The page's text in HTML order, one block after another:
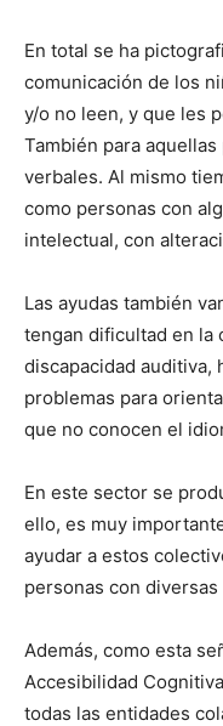
En total se ha
comunicación de los
y/o no leen, y que les
También para
verbales. Al mismo
como personas con
intelectual, con
Las ayudas también
tengan dificultad en la
discapacidad auditiva,
problemas para
que no conocen el
En este sector se
ello, es muy
ayudar a estos
personas con
Además, como esta
Accesibilidad
todas las entidades